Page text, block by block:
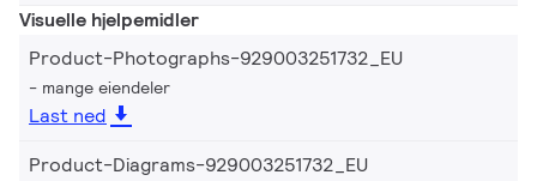
Visuelle hjelpemidler
Product-Photographs-929003251732_EU
mange eiendeler
Last ned
Product-Diagrams-929003251732_EU